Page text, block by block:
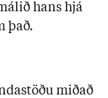
hans hjá
það.
miðað